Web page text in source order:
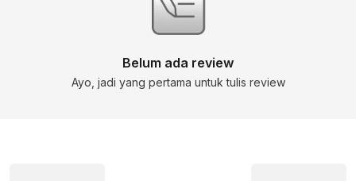
Belum ada review
Ayo, jadi yang pertama untuk tulis review